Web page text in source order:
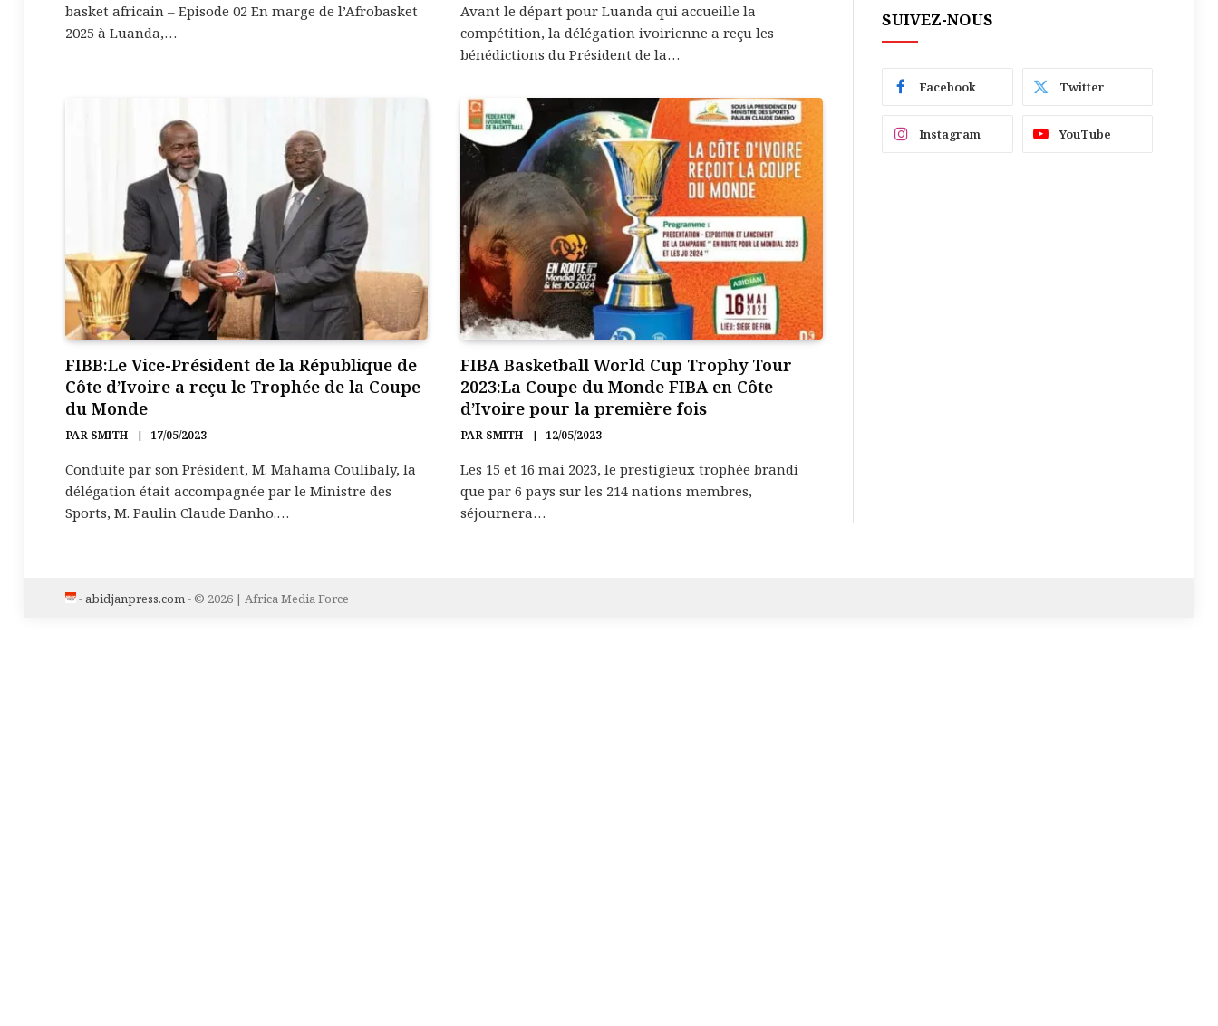
basket africain – Episode 02 En marge de l’Afrobasket
2025 à Luanda,…
Avant le départ pour Luanda qui accueille la
compétition, la délégation ivoirienne a reçu les
bénédictions du Président de la…
FIBB:Le Vice-Président de la République de
Côte d’Ivoire a reçu le Trophée de la Coupe
du Monde
PAR SMITH 17/05/2023
Conduite par son Président, M. Mahama Coulibaly, la
délégation était accompagnée par le Ministre des
Sports, M. Paulin Claude Danho.…
FIBA Basketball World Cup Trophy Tour
2023:La Coupe du Monde FIBA en Côte
d’Ivoire pour la première fois
PAR SMITH 12/05/2023
Les 15 et 16 mai 2023, le prestigieux trophée brandi
que par 6 pays sur les 214 nations membres,
séjournera…
SUIVEZ-NOUS
Facebook Twitter
Instagram YouTube
- abidjanpress.com- © 2026 | Africa Media Force